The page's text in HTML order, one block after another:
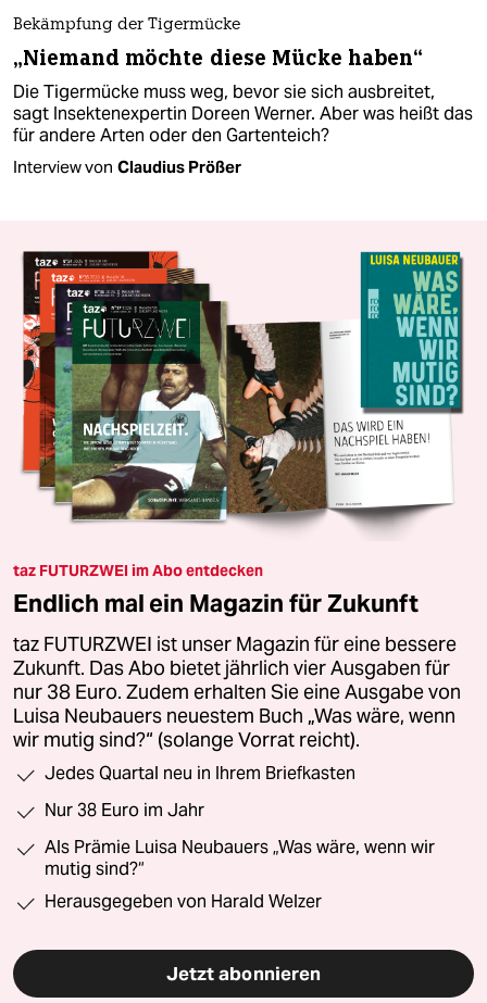
Bekämpfung der Tigermücke
„Niemand möchte diese Mücke haben“
Die Tigermücke muss weg, bevor sie sich ausbreitet,
sagt Insektenexpertin Doreen Werner. Aber was heißt das
für andere Arten oder den Gartenteich?
Interview von Claudius Prößer
taz FUTURZWEI im Abo entdecken
Endlich mal ein Magazin für Zukunft
taz FUTURZWEI ist unser Magazin für eine bessere
Zukunft. Das Abo bietet jährlich vier Ausgaben für
nur 38 Euro. Zudem erhalten Sie eine Ausgabe von
Luisa Neubauers neuestem Buch „Was wäre, wenn
wir mutig sind?“ (solange Vorrat reicht).
Jedes Quartal neu in Ihrem Briefkasten
Nur 38 Euro im Jahr
Als Prämie Luisa Neubauers „Was wäre, wenn wir
mutig sind?“
Herausgegeben von Harald Welzer
Jetzt abonnieren